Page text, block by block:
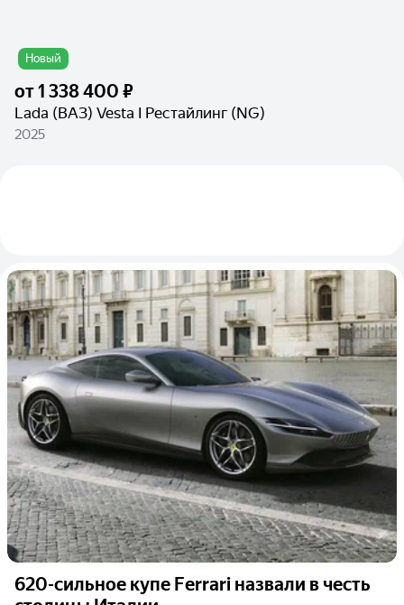
Новый
от1 338 400 ₽
Lada (ВАЗ) Vesta I Рестайлинг (NG)
2025
620-сильное купе Ferrari назвали в честь